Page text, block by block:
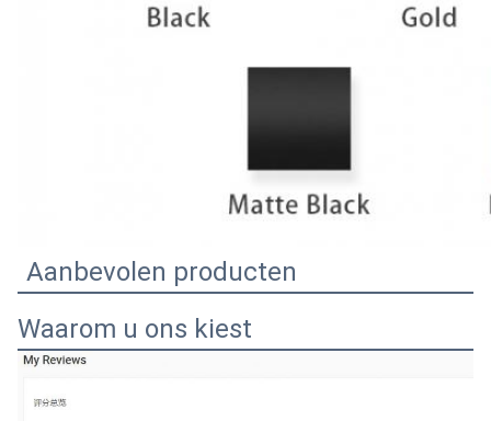
Aanbevolen producten
Waarom u ons kiest